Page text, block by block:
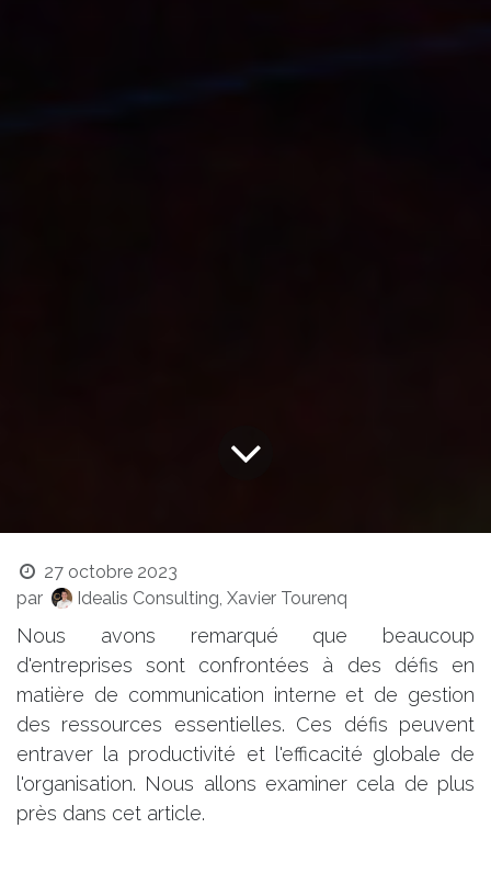
27 octobre 2023
par
Idealis Consulting, Xavier Tourenq
Nous avons remarqué que beaucoup
d'entreprises sont confrontées à des défis en
matière de communication interne et de gestion
des ressources essentielles. Ces défis peuvent
entraver la productivité et l'efficacité globale de
l'organisation. Nous allons examiner cela de plus
près dans cet article.